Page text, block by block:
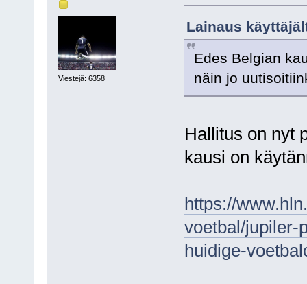
Viestejä: 6358
Lainaus
Edes Belgian
näin jo
Hallitus on nyt
kausi on
https://
voetbal/jupiler-
huidige-